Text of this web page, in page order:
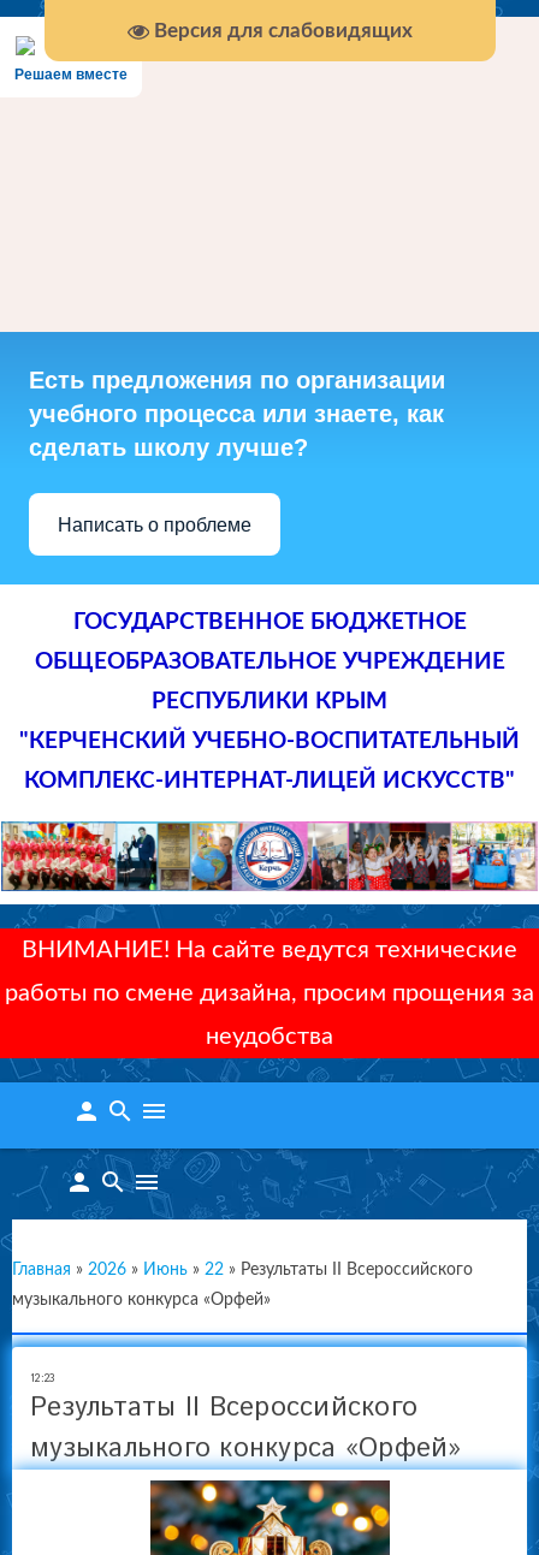
Версия для слабовидящих
Решаем вместе
Есть предложения по организации
учебного процесса или знаете, как
сделать школу лучше?
Написать о проблеме
ГОСУДАРСТВЕННОЕ БЮДЖЕТНОЕ
ОБЩЕОБРАЗОВАТЕЛЬНОЕ УЧРЕЖДЕНИЕ
РЕСПУБЛИКИ КРЫМ
"КЕРЧЕНСКИЙ УЧЕБНО-ВОСПИТАТЕЛЬНЫЙ
КОМПЛЕКС-ИНТЕРНАТ-ЛИЦЕЙ ИСКУССТВ"
ВНИМАНИЕ! На сайте ведутся технические
работы по смене дизайна, просим прощения за
неудобства
person search menu
person searchmenu
Главная » 2026 » Июнь » 22 » Результаты II Всероссийского
музыкального конкурса «Орфей»
12:23
Результаты II Всероссийского
музыкального конкурса «Орфей»